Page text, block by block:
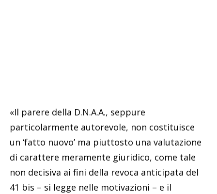
«Il parere della D.N.A.A., seppure
particolarmente autorevole, non costituisce
un ‘fatto nuovo’ ma piuttosto una valutazione
di carattere meramente giuridico, come tale
non decisiva ai fini della revoca anticipata del
41 bis – si legge nelle motivazioni – e il